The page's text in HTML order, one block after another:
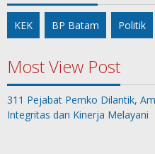
KEK BP Batam Politik
Most View Post
311 Pejabat Pemko Dilantik,
Integritas dan Kinerja Melayani